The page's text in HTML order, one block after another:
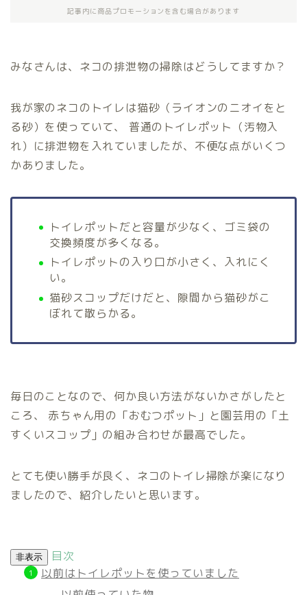
記事内に商品プロモーションを含む場合があります
みなさんは、ネコの排泄物の掃除はどうしてますか？
我が家のネコのトイレは猫砂（ライオンのニオイをと
る砂）を使っていて、 普通のトイレポット（汚物入
れ）に排泄物を入れていましたが、不便な点がいくつ
かありました。
トイレポットだと容量が少なく、ゴミ袋の
交換頻度が多くなる。
トイレポットの入り口が小さく、入れにく
い。
猫砂スコップだけだと、隙間から猫砂がこ
ぼれて散らかる。
毎日のことなので、何か良い方法がないかさがしたと
ころ、 赤ちゃん用の「おむつポット」と園芸用の「土
すくいスコップ」の組み合わせが最高でした。
とても使い勝手が良く、ネコのトイレ掃除が楽になり
ましたので、紹介したいと思います。
非表示
目次
以前はトイレポットを使っていました